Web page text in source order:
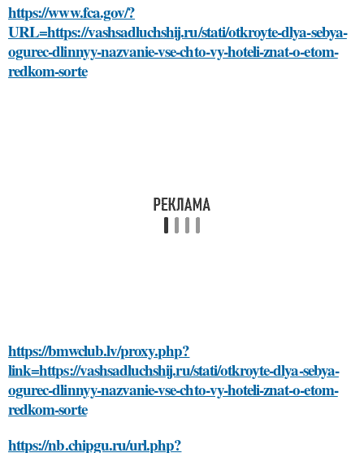
https://www.fca.gov/?
URL=https://vashsadluchshij.ru/stati/otkroyte-dlya-sebya-
ogurec-dlinnyy-nazvanie-vse-chto-vy-hoteli-znat-o-etom-
redkom-sorte
https://bmwclub.lv/proxy.php?
link=https://vashsadluchshij.ru/stati/otkroyte-dlya-sebya-
ogurec-dlinnyy-nazvanie-vse-chto-vy-hoteli-znat-o-etom-
redkom-sorte
https://nb.chipgu.ru/url.php?